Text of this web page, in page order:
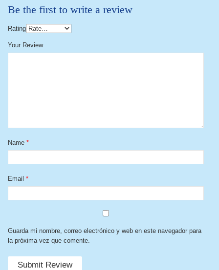
Be the first to write a review
Rating
Your Review
Name *
Email *
Guarda mi nombre, correo electrónico y web en este navegador para
la próxima vez que comente.